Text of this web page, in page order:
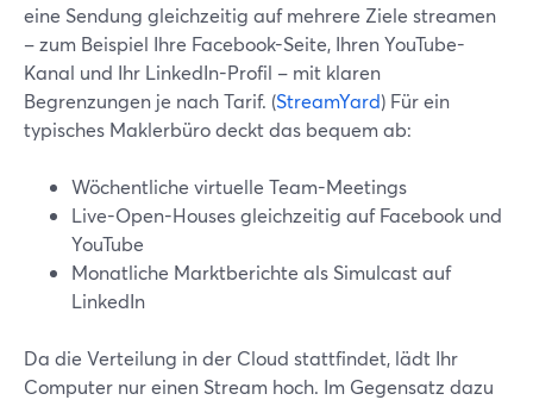
eine Sendung gleichzeitig auf mehrere Ziele streamen
– zum Beispiel Ihre Facebook-Seite, Ihren YouTube-
Kanal und Ihr LinkedIn-Profil – mit klaren
Begrenzungen je nach Tarif. (StreamYard) Für ein
typisches Maklerbüro deckt das bequem ab:
Wöchentliche virtuelle Team-Meetings
Live-Open-Houses gleichzeitig auf Facebook und
YouTube
Monatliche Marktberichte als Simulcast auf
LinkedIn
Da die Verteilung in der Cloud stattfindet, lädt Ihr
Computer nur einen Stream hoch. Im Gegensatz dazu